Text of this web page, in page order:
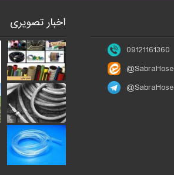
09121161360
@SabraHose
@SabraHose
اخبار تصویری